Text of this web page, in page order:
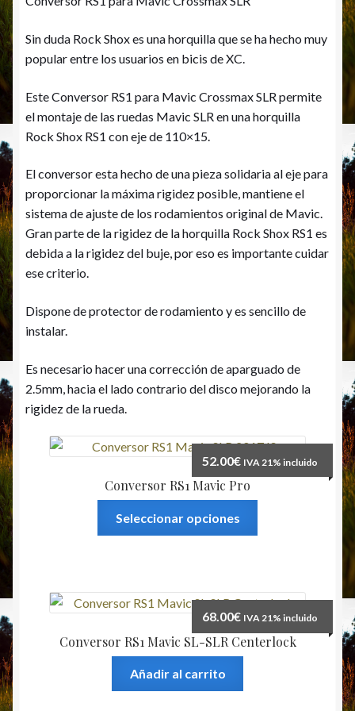
Sin duda Rock Shox es una horquilla que se ha hecho muy
popular entre los usuarios en bicis de XC.
Este Conversor RS1 para Mavic Crossmax SLR permite
el montaje de las ruedas Mavic SLR en una horquilla
Rock Shox RS1 con eje de 110×15.
El conversor esta hecho de una pieza solidaria al eje para
proporcionar la máxima rigidez posible, mantiene el
sistema de ajuste de los rodamientos original de Mavic.
Gran parte de la rigidez de la horquilla Rock Shox RS1 es
debida a la rigidez del buje, por eso es importante cuidar
ese criterio.
Dispone de protector de rodamiento y es sencillo de
instalar.
Es necesario hacer una corrección de aparguado de
2.5mm, hacia el lado contrario del disco mejorando la
rigidez de la rueda.
Conversor RS1 Mavic Pro
52.00€ IVA 21% incluido
Seleccionar opciones
se
Conversor RS1 Mavic SL-SLR Centerlock
68.00€ IVA 21% incluido
Añadir al carrito